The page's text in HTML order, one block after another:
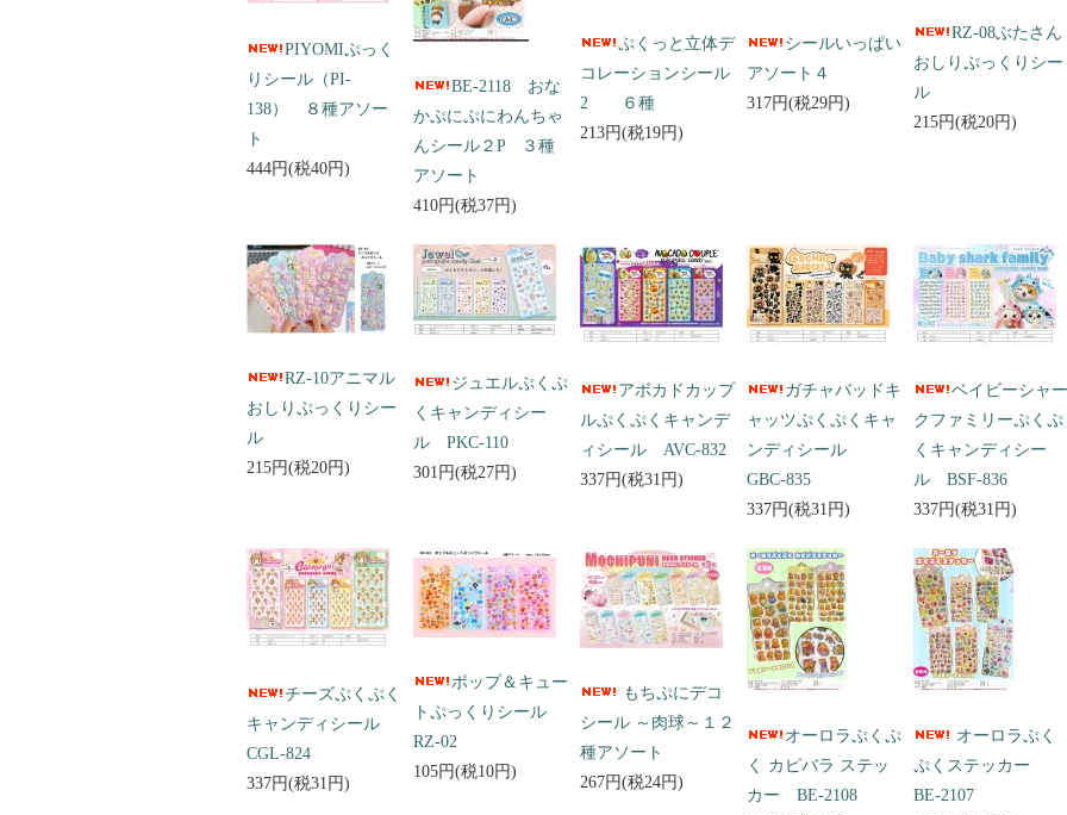
PIYOMIぷっく
りシール（PI-
138） ８種アソー
ト
444円(税40円)
BE-2118 おな
かぷにぷにわんちゃ
んシール２P ３種
アソート
410円(税37円)
ぷくっと立体デ
コレーションシール
2 ６種
213円(税19円)
シールいっぱい
アソート４
317円(税29円)
RZ-08ぶたさん
おしりぷっくりシー
ル
215円(税20円)
RZ-10アニマル
おしりぷっくりシー
ル
215円(税20円)
ジュエルぷくぷ
くキャンディシー
ル PKC-110
301円(税27円)
アボカドカップ
ルぷくぷくキャンデ
ィシール AVC-832
337円(税31円)
ガチャバッドキ
ャッツぷくぷくキャ
ンディシール
GBC-835
337円(税31円)
ベイビーシャー
クファミリーぷくぷ
くキャンディシー
ル BSF-836
337円(税31円)
チーズぷくぷく
キャンディシール
CGL-824
337円(税31円)
ポップ＆キュー
トぷっくりシール
RZ-02
105円(税10円)
もちぷにデコ
シール ～肉球～１２
種アソート
267円(税24円)
オーロラぷくぷ
く カピバラ ステッ
カー BE-2108
オーロラぷく
ぷくステッカー
BE-2107